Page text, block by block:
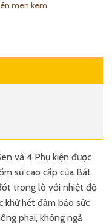
men kem
và 4 Phụ kiện được
sứ cao cấp của Bát
trong lò với nhiệt độ
khử hết đảm bảo sức
phai, không ngả